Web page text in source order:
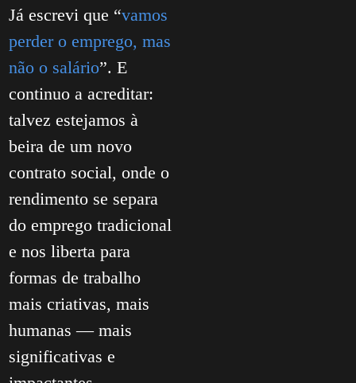
Já escrevi que “vamos
perder o emprego, mas
não o salário”. E
continuo a acreditar:
talvez estejamos à
beira de um novo
contrato social, onde o
rendimento se separa
do emprego tradicional
e nos liberta para
formas de trabalho
mais criativas, mais
humanas — mais
significativas e